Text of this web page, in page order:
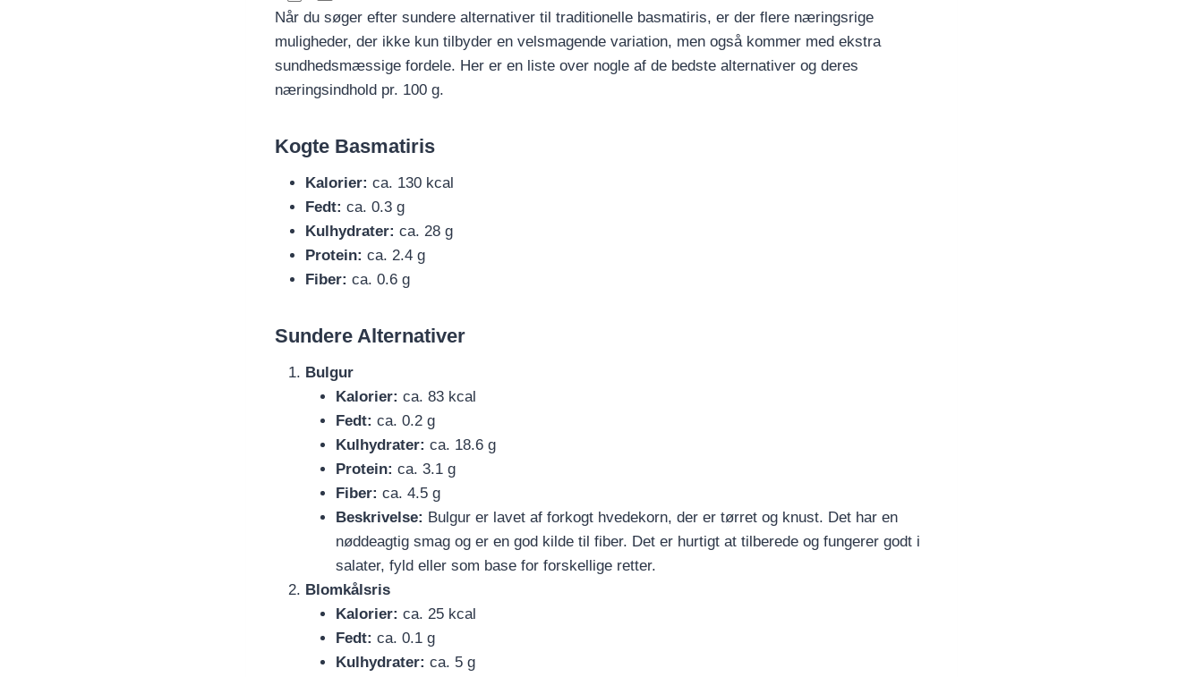
Når du søger efter sundere alternativer til traditionelle basmatiris, er der flere næringsrige
muligheder, der ikke kun tilbyder en velsmagende variation, men også kommer med ekstra
sundhedsmæssige fordele. Her er en liste over nogle af de bedste alternativer og deres
næringsindhold pr. 100 g.
Kogte Basmatiris
Kalorier: ca. 130 kcal
Fedt: ca. 0.3 g
Kulhydrater: ca. 28 g
Protein: ca. 2.4 g
Fiber: ca. 0.6 g
Sundere Alternativer
Bulgur
Kalorier: ca. 83 kcal
Fedt: ca. 0.2 g
Kulhydrater: ca. 18.6 g
Protein: ca. 3.1 g
Fiber: ca. 4.5 g
Beskrivelse: Bulgur er lavet af forkogt hvedekorn, der er tørret og knust. Det har en
nøddeagtig smag og er en god kilde til fiber. Det er hurtigt at tilberede og fungerer godt i
salater, fyld eller som base for forskellige retter.
Blomkålsris
Kalorier: ca. 25 kcal
Fedt: ca. 0.1 g
Kulhydrater: ca. 5 g